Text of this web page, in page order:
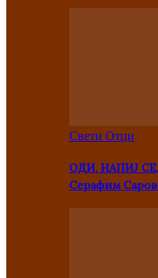
Свети Отци
ОДИ, НАПИЈ
Серафим